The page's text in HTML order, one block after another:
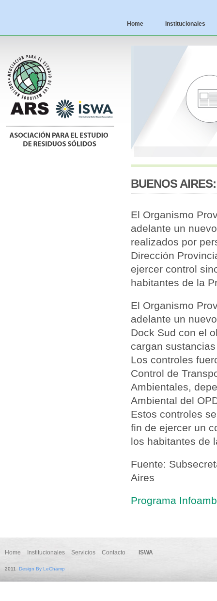
Home Institucionales
BUENOS
El Organismo
adelante un
realizados por
Dirección
ejercer control
habitantes de la
El Organismo
adelante un
Dock Sud con el
cargan
Los controles
Control de
Ambientales,
Ambiental del
Estos controles
fin de ejercer un
los habitantes de
Fuente:
Aires
Programa
Home Institucionales Servicios Contacto ISWA
2011 Design By LeChamp